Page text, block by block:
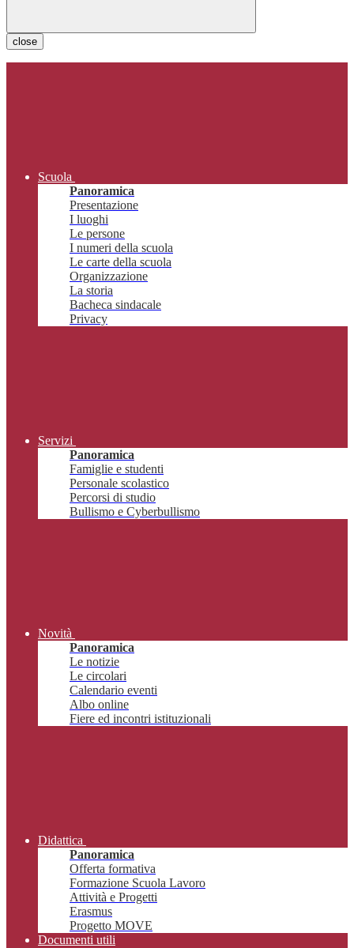
close
Scuola
Panoramica
Presentazione
I luoghi
Le persone
I numeri della scuola
Le carte della scuola
Organizzazione
La storia
Bacheca sindacale
Privacy
Servizi
Panoramica
Famiglie e studenti
Personale scolastico
Percorsi di studio
Bullismo e Cyberbullismo
Novità
Panoramica
Le notizie
Le circolari
Calendario eventi
Albo online
Fiere ed incontri istituzionali
Didattica
Panoramica
Offerta formativa
Formazione Scuola Lavoro
Attività e Progetti
Erasmus
Progetto MOVE
Documenti utili